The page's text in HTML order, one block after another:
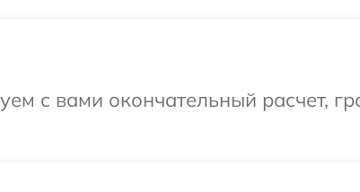
с вами окончательный расчет,